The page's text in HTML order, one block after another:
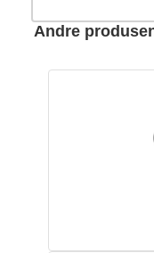
Andre